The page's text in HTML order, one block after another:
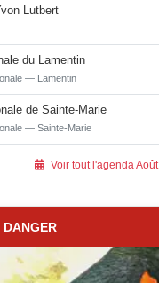
Lutbert
du Lamentin
— Lamentin
de Sainte-Marie
— Sainte-Marie
Voir tout l'agenda Août
DANGER